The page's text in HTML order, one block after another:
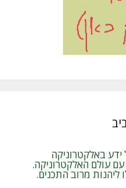
ידע באלקטרוניקה
עם עולם האלקטרוניקה.